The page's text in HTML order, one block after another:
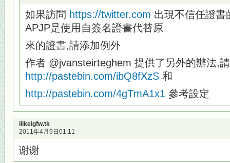
如果訪問 https://twitter.com 出現不信任證書
APJP是使用自簽名證書代替原
來的證書,請添加例外
作者 @jvansteirteghem 提供了另外的辦法,
http://pastebin.com/ibQ8fXzS 和
http://pastebin.com/4gTmA1x1 參考設定
ilikeigfw.tk
2011年4月9日01:11
谢谢